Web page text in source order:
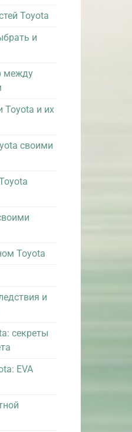
Toyota
и
между
Toyota и их
своими
Toyota
и
секреты
EVA